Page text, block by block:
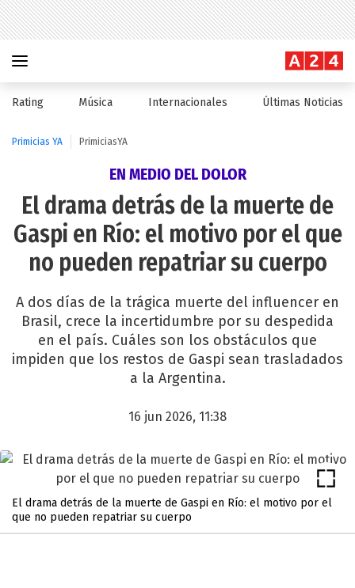
Rating Música Internacionales Últimas Noticias
Primicias YA PrimiciasYA
EN MEDIO DEL DOLOR
El drama detrás de la muerte de
Gaspi en Río: el motivo por el que
no pueden repatriar su cuerpo
A dos días de la trágica muerte del influencer en
Brasil, crece la incertidumbre por su despedida
en el país. Cuáles son los obstáculos que
impiden que los restos de Gaspi sean trasladados
a la Argentina.
16 jun 2026, 11:38
El drama detrás de la muerte de Gaspi en Río: el motivo por el
que no pueden repatriar su cuerpo